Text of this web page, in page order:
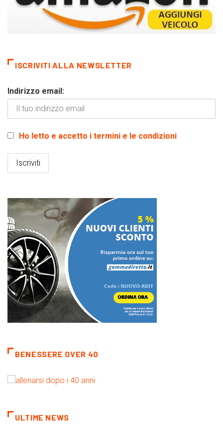
ISCRIVITI ALLA NEWSLETTER
Indirizzo email:
Ho letto e accetto i termini e le condizioni
BENESSERE OVER 40
ULTIME NEWS